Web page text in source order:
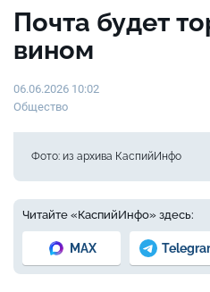
Почта будет
вином
06.06.2026 10:02
Общество
Фото: из архива КаспийИнфо
Читайте «КаспийИнфо» здесь:
MAX